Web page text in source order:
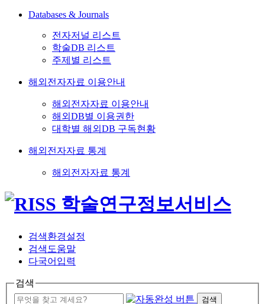
Databases & Journals
전자저널 리스트
학술DB 리스트
주제별 리스트
해외전자자료 이용안내
해외전자자료 이용안내
해외DB별 이용권한
대학별 해외DB 구독현황
해외전자자료 통계
해외전자자료 통계
검색환경설정
검색도움말
다국어입력
검색
검색